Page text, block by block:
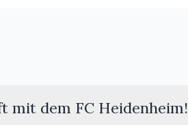
mit dem FC Heidenheim!